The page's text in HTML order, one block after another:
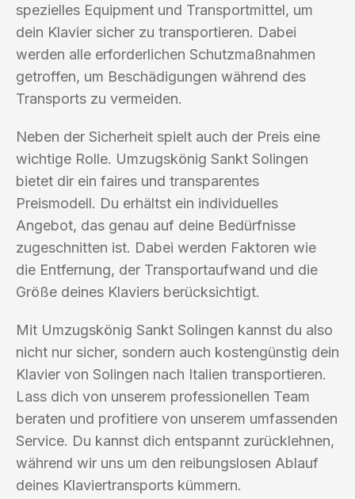
spezielles Equipment und Transportmittel, um
dein Klavier sicher zu transportieren. Dabei
werden alle erforderlichen Schutzmaßnahmen
getroffen, um Beschädigungen während des
Transports zu vermeiden.
Neben der Sicherheit spielt auch der Preis eine
wichtige Rolle. Umzugskönig Sankt Solingen
bietet dir ein faires und transparentes
Preismodell. Du erhältst ein individuelles
Angebot, das genau auf deine Bedürfnisse
zugeschnitten ist. Dabei werden Faktoren wie
die Entfernung, der Transportaufwand und die
Größe deines Klaviers berücksichtigt.
Mit Umzugskönig Sankt Solingen kannst du also
nicht nur sicher, sondern auch kostengünstig dein
Klavier von Solingen nach Italien transportieren.
Lass dich von unserem professionellen Team
beraten und profitiere von unserem umfassenden
Service. Du kannst dich entspannt zurücklehnen,
während wir uns um den reibungslosen Ablauf
deines Klaviertransports kümmern.